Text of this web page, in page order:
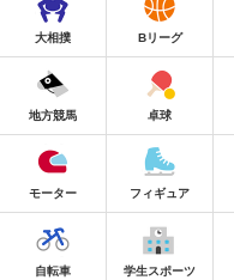
大相撲 Bリーグ
地方競馬 卓球
モーター フィギュア
自転車 学生スポーツ